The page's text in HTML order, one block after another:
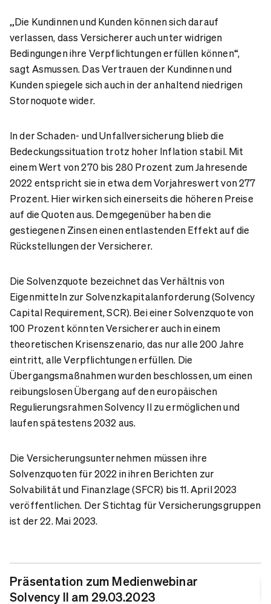
„Die Kundinnen und Kunden können sich darauf
verlassen, dass Versicherer auch unter widrigen
Bedingungen ihre Verpflichtungen erfüllen können“,
sagt Asmussen. Das Vertrauen der Kundinnen und
Kunden spiegele sich auch in der anhaltend niedrigen
Stornoquote wider.
In der Schaden- und Unfallversicherung blieb die
Bedeckungssituation trotz hoher Inflation stabil. Mit
einem Wert von 270 bis 280 Prozent zum Jahresende
2022 entspricht sie in etwa dem Vorjahreswert von 277
Prozent. Hier wirken sich einerseits die höheren Preise
auf die Quoten aus. Demgegenüber haben die
gestiegenen Zinsen einen entlastenden Effekt auf die
Rückstellungen der Versicherer.
Die Solvenzquote bezeichnet das Verhältnis von
Eigenmitteln zur Solvenzkapitalanforderung (Solvency
Capital Requirement, SCR). Bei einer Solvenzquote von
100 Prozent könnten Versicherer auch in einem
theoretischen Krisenszenario, das nur alle 200 Jahre
eintritt, alle Verpflichtungen erfüllen. Die
Übergangsmaßnahmen wurden beschlossen, um einen
reibungslosen Übergang auf den europäischen
Regulierungsrahmen Solvency II zu ermöglichen und
laufen spätestens 2032 aus.
Die Versicherungsunternehmen müssen ihre
Solvenzquoten für 2022 in ihren Berichten zur
Solvabilität und Finanzlage (SFCR) bis 11. April 2023
veröffentlichen. Der Stichtag für Versicherungsgruppen
ist der 22. Mai 2023.
Präsentation zum Medienwebinar
Solvency II am 29.03.2023